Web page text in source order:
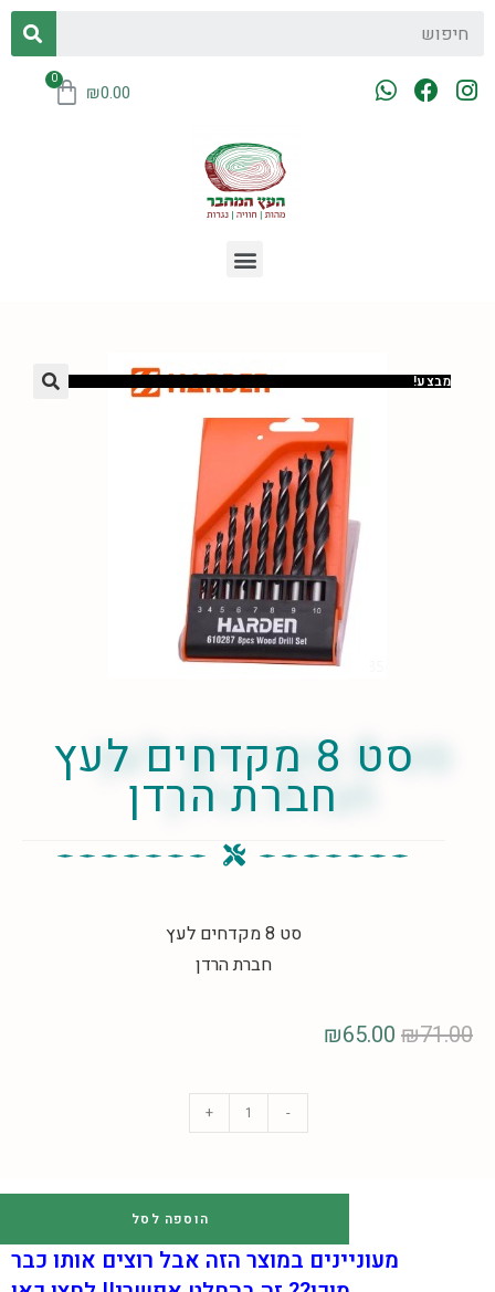
₪0.00
מבצע!
סט 8 מקדחים לעץ
חברת הרדן
סט 8 מקדחים לעץ
חברת הרדן
₪71.00
₪65.00
הוספה לסל
מעוניינים במוצר הזה אבל רוצים אותו כבר